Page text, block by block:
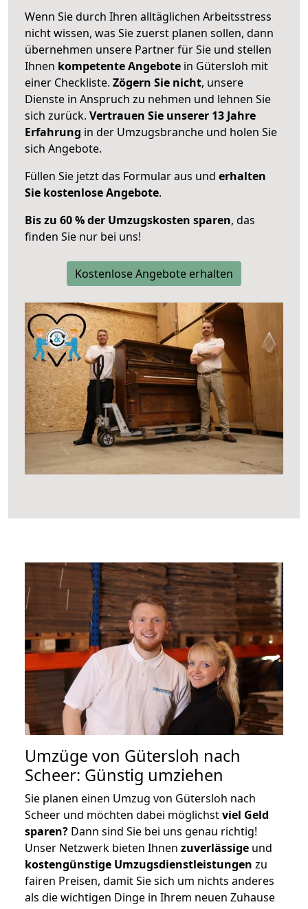
Wenn Sie durch Ihren alltäglichen Arbeitsstress
nicht wissen, was Sie zuerst planen sollen, dann
übernehmen unsere Partner für Sie und stellen
Ihnen kompetente Angebote in Gütersloh mit
einer Checkliste. Zögern Sie nicht, unsere
Dienste in Anspruch zu nehmen und lehnen Sie
sich zurück. Vertrauen Sie unserer 13 Jahre
Erfahrung in der Umzugsbranche und holen Sie
sich Angebote.
Füllen Sie jetzt das Formular aus und erhalten
Sie kostenlose Angebote.
Bis zu 60 % der Umzugskosten sparen, das
finden Sie nur bei uns!
Kostenlose Angebote erhalten
Umzüge von Gütersloh nach
Scheer: Günstig umziehen
Sie planen einen Umzug von Gütersloh nach
Scheer und möchten dabei möglichstviel Geld
sparen? Dann sind Sie bei uns genau richtig!
Unser Netzwerk bieten Ihnen zuverlässige und
kostengünstige Umzugsdienstleistungen zu
fairen Preisen, damit Sie sich um nichts anderes
als die wichtigen Dinge in Ihrem neuen Zuhause